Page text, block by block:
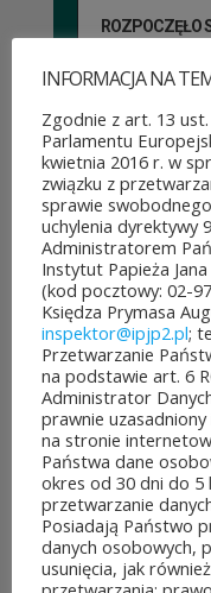
ROZPOCZĘŁO
03
Można
na
edycji
To
które
jest aż 30
po...
INFORMACJA NA
Zgodnie z art. 13
Parlamentu
kwietnia 2016 r. w
związku z
sprawie
uchylenia dyrektywy
Administratorem
Instytut Papieża
(kod pocztowy: 02-
Księdza Prymasa
inspektor@ipjp2.pl;
Przetwarzanie
na podstawie art. 6
Administrator
prawnie
na stronie
Państwa dane
okres od 30 dni do 5
przetwarzanie
Posiadają Państwo
danych osobowych,
usunięcia, jak